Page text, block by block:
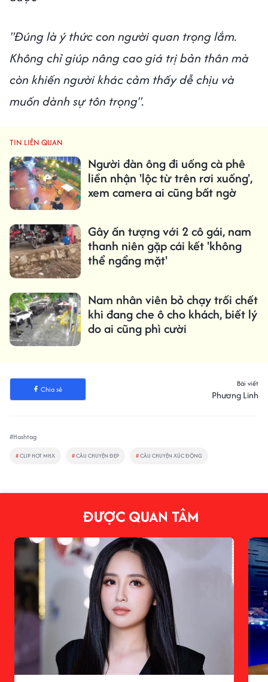
"Đúng là ý thức con người quan trọng lắm.
Không chỉ giúp nâng cao giá trị bản thân mà
còn khiến người khác cảm thấy dễ chịu và
muốn dành sự tôn trọng".
TIN LIÊN QUAN
Người đàn ông đi uống cà phê
liền nhận 'lộc từ trên rơi xuống',
xem camera ai cũng bất ngờ
Gây ấn tượng với 2 cô gái, nam
thanh niên gặp cái kết 'không
thể ngẩng mặt'
Nam nhân viên bỏ chạy trối chết
khi đang che ô cho khách, biết lý
do ai cũng phì cười
Chia sẻ
Bài viết
Phương Linh
#Hashtag
#CLIP HOT MHX #CÂU CHUYỆN ĐẸP #CÂU CHUYỆN XÚC ĐỘNG
ĐƯỢC QUAN TÂM